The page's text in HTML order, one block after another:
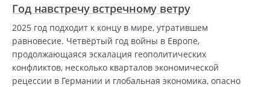
Год навстречу встречному ветру
2025 год подходит к концу в мире, утратившем
равновесие. Четвёртый год войны в Европе,
продолжающаяся эскалация геополитических
конфликтов, несколько кварталов экономической
рецессии в Германии и глобальная экономика, опасно